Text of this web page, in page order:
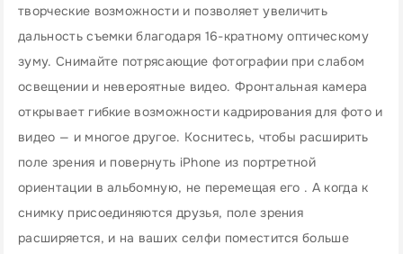
творческие возможности и позволяет увеличить
дальность съемки благодаря 16-кратному оптическому
зуму. Снимайте потрясающие фотографии при слабом
освещении и невероятные видео. Фронтальная камера
открывает гибкие возможности кадрирования для фото и
видео — и многое другое. Коснитесь, чтобы расширить
поле зрения и повернуть iPhone из портретной
ориентации в альбомную, не перемещая его . А когда к
снимку присоединяются друзья, поле зрения
расширяется, и на ваших селфи поместится больше